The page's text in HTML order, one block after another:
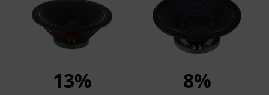
13% 8%